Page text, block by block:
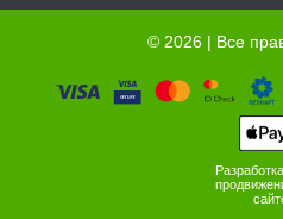
© 2026 | Все